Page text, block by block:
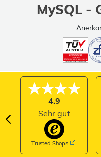
MySQL -
4.9
Sehr gut
Trusted Shops